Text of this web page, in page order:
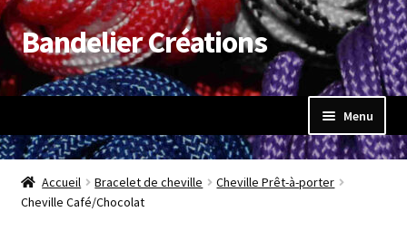
Aller
à
navigation
Aller
au
contenu
Bandelier Créations
Menu
Accueil
Boutique
Accueil Bracelet de cheville
Cheville Prêt-à-porter
Cheville Café/Chocolat